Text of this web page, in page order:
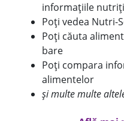
informațiile
Poți vedea Nutri-
Poți căuta
bare
Poți compara
alimentelor
și multe multe